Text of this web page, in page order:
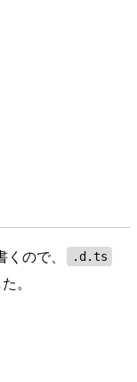
ので、 .d.ts
。